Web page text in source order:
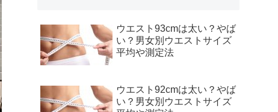
ウエスト93cmは太い？やば
い？男女別ウエストサイズ
平均や測定法
ウエスト92cmは太い？やば
い？男女別ウエストサイズ